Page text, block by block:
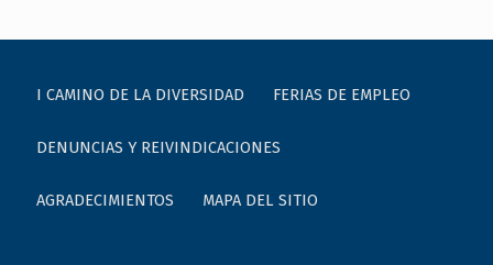
I CAMINO DE LA DIVERSIDAD FERIAS DE EMPLEO
DENUNCIAS Y REIVINDICACIONES
AGRADECIMIENTOS MAPA DEL SITIO